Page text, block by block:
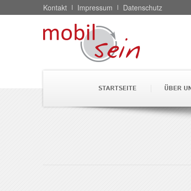
Kontakt Impressum Datenschutz
STARTSEITE ÜBER
Mit der
Bearbeitung
Weiterleitung
Weitere